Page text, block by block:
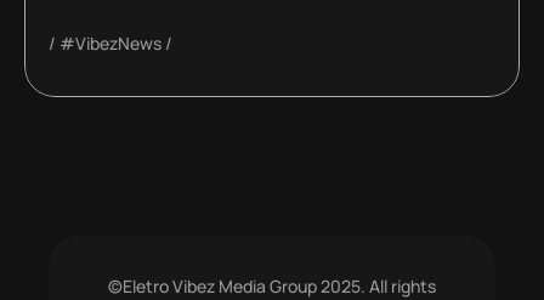
#VibezNews
©Eletro Vibez Media Group 2025. All rights